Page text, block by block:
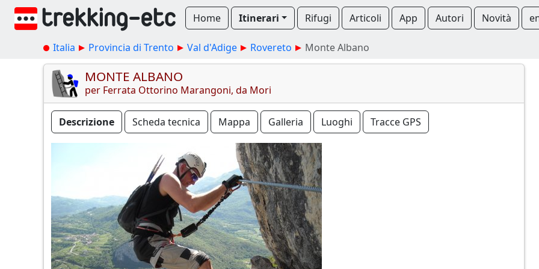
Home Itinerari Rifugi Articoli App Autori Novità
Italia Provincia di Trento Val d'Adige Rovereto Monte Albano
MONTE ALBANO
per Ferrata Ottorino Marangoni, da Mori
Descrizione Scheda tecnica Mappa Galleria Luoghi Tracce GPS